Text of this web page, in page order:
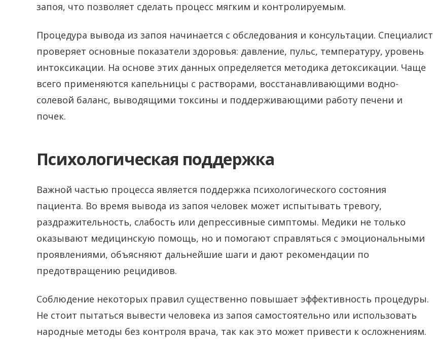
запоя, что позволяет сделать процесс мягким и контролируемым.
Процедура вывода из запоя начинается с обследования и консультации. Специалист
проверяет основные показатели здоровья: давление, пульс, температуру, уровень
интоксикации. На основе этих данных определяется методика детоксикации. Чаще
всего применяются капельницы с растворами, восстанавливающими водно-
солевой баланс, выводящими токсины и поддерживающими работу печени и
почек.
Психологическая поддержка
Важной частью процесса является поддержка психологического состояния
пациента. Во время вывода из запоя человек может испытывать тревогу,
раздражительность, слабость или депрессивные симптомы. Медики не только
оказывают медицинскую помощь, но и помогают справляться с эмоциональными
проявлениями, объясняют дальнейшие шаги и дают рекомендации по
предотвращению рецидивов.
Соблюдение некоторых правил существенно повышает эффективность процедуры.
Не стоит пытаться вывести человека из запоя самостоятельно или использовать
народные методы без контроля врача, так как это может привести к осложнениям.